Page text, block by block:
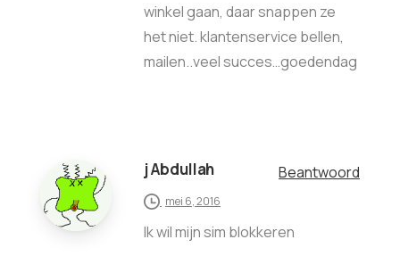
winkel gaan, daar snappen ze
het niet. klantenservice bellen,
mailen..veel succes…goedendag
j Abdullah Beantwoord
mei 6, 2016
Ik wil mijn sim blokkeren